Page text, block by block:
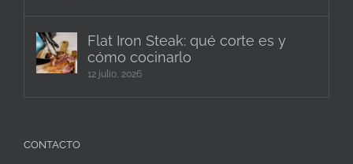
Flat Iron Steak: qué corte es y
cómo cocinarlo
12 julio, 2026
CONTACTO